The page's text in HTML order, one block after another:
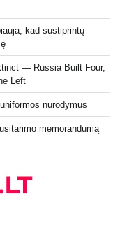
kad sustiprintų
— Russia Built Four,
Left
nurodymus
memorandumą